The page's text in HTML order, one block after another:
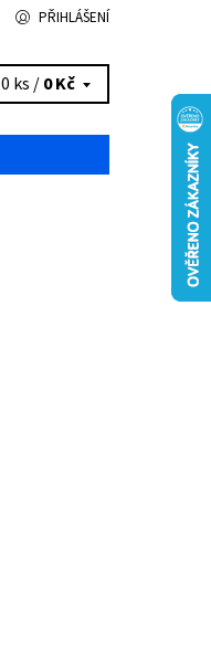
PŘIHLÁŠENÍ
0 ks /0 Kč